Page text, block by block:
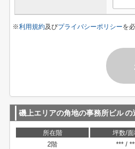
※利用規約及びプライバシーポリシーを
磯上エリアの角地の事務所ビルの
所在階 坪数/
2階
*** /